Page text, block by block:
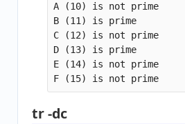
A (10) is not prime
B (11) is prime
C (12) is not prime
D (13) is prime
E (14) is not prime
tr -dc